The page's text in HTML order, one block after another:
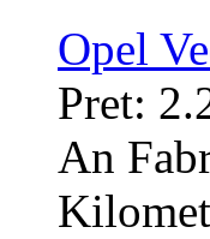
Opel
Pret:
An